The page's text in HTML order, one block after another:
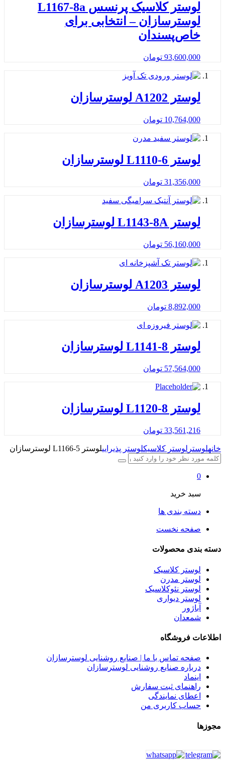
لوستر کلاسیک پرنسس L1167-8a
لوسترسازان – انتخابی برای
خاص‌پسندان
93,600,000 تومان
لوستر A1202 لوسترسازان
10,764,000 تومان
لوستر L1110-6 لوسترسازان
31,356,000 تومان
لوستر L1143-8A لوسترسازان
56,160,000 تومان
لوستر A1203 لوسترسازان
8,892,000 تومان
لوستر L1141-8 لوسترسازان
57,564,000 تومان
لوستر L1120-8 لوسترسازان
33,561,216 تومان
خانهلوستر لوستر کلاسیکلوستر پذیراییلوستر L1166-5 لوسترسازان
0
سبد خرید
دسته بندی ها
صفحه نخست
دسته بندی محصولات
لوستر کلاسیک
لوستر مدرن
لوستر نئوکلاسیک
لوستر دیواری
آباژور
شمعدان
اطلاعات فروشگاه
صفحه تماس با ما | صنایع روشنایی لوسترسازان
درباره صنایع روشنایی لوسترسازان
اینماد
راهنمای ثبت سفارش
اعطای نمایندگی
حساب کاربری من
مجوزها